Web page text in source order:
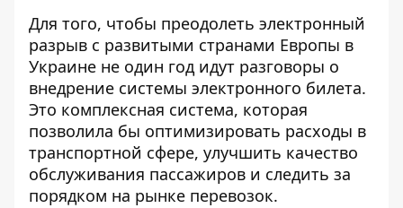
Для того, чтобы преодолеть электронный
разрыв с развитыми странами Европы в
Украине не один год идут разговоры о
внедрение системы электронного билета.
Это комплексная система, которая
позволила бы оптимизировать расходы в
транспортной сфере, улучшить качество
обслуживания пассажиров и следить за
порядком на рынке перевозок.